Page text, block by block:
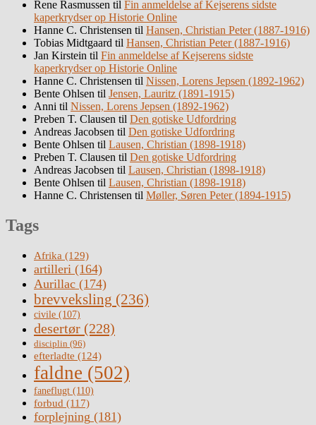
Rene Rasmussen til Fin anmeldelse af Kejserens sidste
kaperkrydser op Historie Online
Hanne C. Christensen til Hansen, Christian Peter (1887-1916)
Tobias Midtgaard til Hansen, Christian Peter (1887-1916)
Jan Kirstein til Fin anmeldelse af Kejserens sidste
kaperkrydser op Historie Online
Hanne C. Christensen til Nissen, Lorens Jepsen (1892-1962)
Bente Ohlsen til Jensen, Lauritz (1891-1915)
Anni til Nissen, Lorens Jepsen (1892-1962)
Preben T. Clausen til Den gotiske Udfordring
Andreas Jacobsen til Den gotiske Udfordring
Bente Ohlsen til Lausen, Christian (1898-1918)
Preben T. Clausen til Den gotiske Udfordring
Andreas Jacobsen til Lausen, Christian (1898-1918)
Bente Ohlsen til Lausen, Christian (1898-1918)
Hanne C. Christensen til Møller, Søren Peter (1894-1915)
Tags
Afrika (129)
artilleri (164)
Aurillac (174)
brevveksling (236)
civile (107)
desertør (228)
disciplin (96)
efterladte (124)
faldne (502)
faneflugt (110)
forbud (117)
forplejning (181)